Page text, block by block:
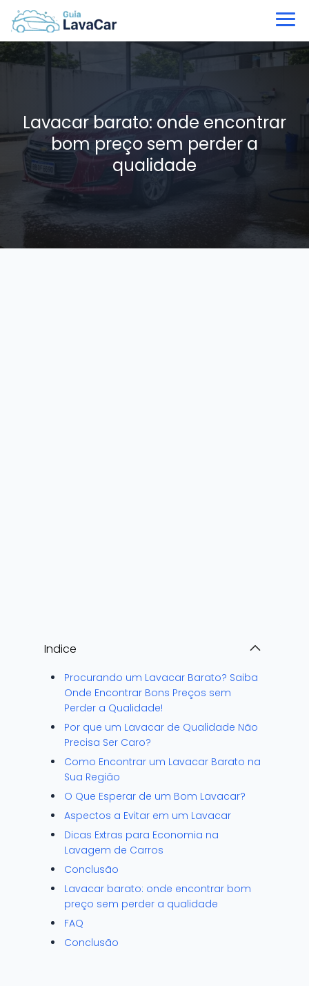
Lavacar barato: onde encontrar
bom preço sem perder a
qualidade
Indice
Procurando um Lavacar Barato? Saiba
Onde Encontrar Bons Preços sem
Perder a Qualidade!
Por que um Lavacar de Qualidade Não
Precisa Ser Caro?
Como Encontrar um Lavacar Barato na
Sua Região
O Que Esperar de um Bom Lavacar?
Aspectos a Evitar em um Lavacar
Dicas Extras para Economia na
Lavagem de Carros
Conclusão
Lavacar barato: onde encontrar bom
preço sem perder a qualidade
FAQ
Conclusão